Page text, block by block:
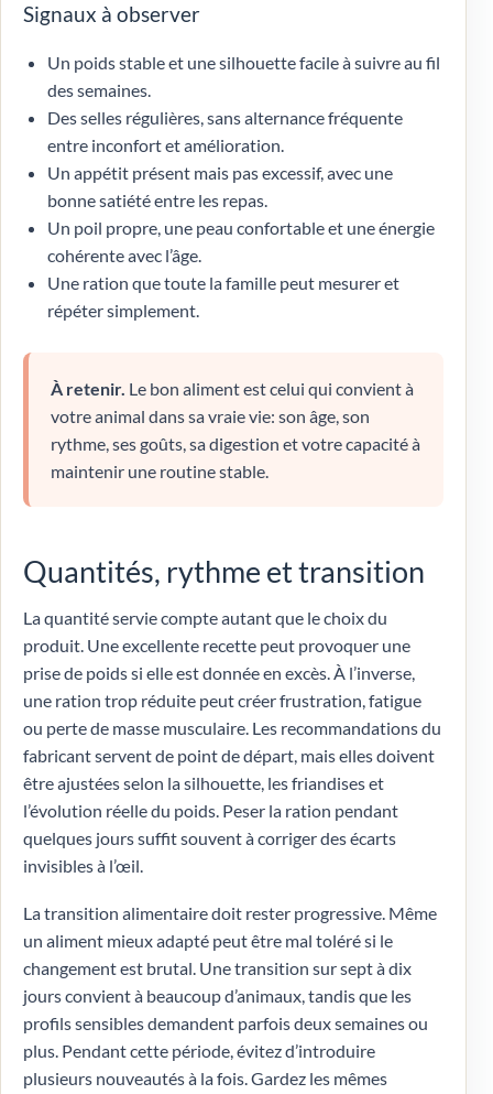
Signaux à observer
Un poids stable et une silhouette facile à suivre au fil
des semaines.
Des selles régulières, sans alternance fréquente
entre inconfort et amélioration.
Un appétit présent mais pas excessif, avec une
bonne satiété entre les repas.
Un poil propre, une peau confortable et une énergie
cohérente avec l’âge.
Une ration que toute la famille peut mesurer et
répéter simplement.
À retenir. Le bon aliment est celui qui convient à
votre animal dans sa vraie vie: son âge, son
rythme, ses goûts, sa digestion et votre capacité à
maintenir une routine stable.
Quantités, rythme et transition
La quantité servie compte autant que le choix du
produit. Une excellente recette peut provoquer une
prise de poids si elle est donnée en excès. À l’inverse,
une ration trop réduite peut créer frustration, fatigue
ou perte de masse musculaire. Les recommandations du
fabricant servent de point de départ, mais elles doivent
être ajustées selon la silhouette, les friandises et
l’évolution réelle du poids. Peser la ration pendant
quelques jours suffit souvent à corriger des écarts
invisibles à l’œil.
La transition alimentaire doit rester progressive. Même
un aliment mieux adapté peut être mal toléré si le
changement est brutal. Une transition sur sept à dix
jours convient à beaucoup d’animaux, tandis que les
profils sensibles demandent parfois deux semaines ou
plus. Pendant cette période, évitez d’introduire
plusieurs nouveautés à la fois. Gardez les mêmes